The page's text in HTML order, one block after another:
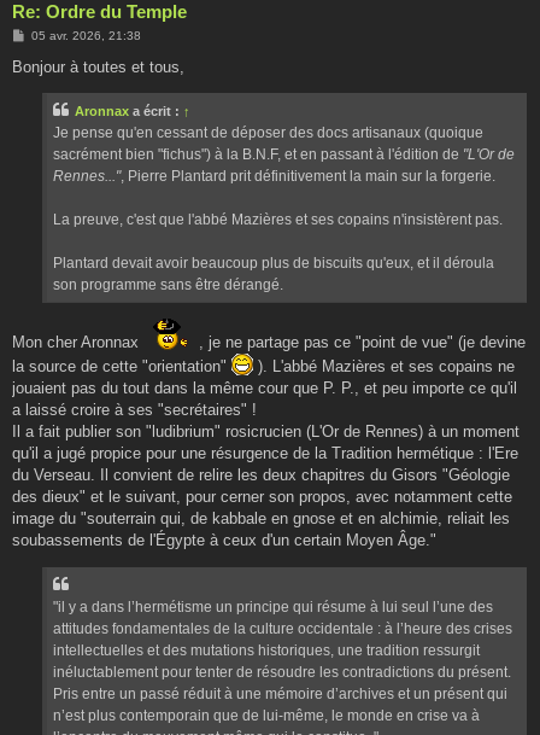
Re: Ordre du Temple
M
s
05 avr. 2026, 21:38
Bonjour à toutes et tous,
Aronnax a écrit : ↑
Je pense qu'en cessant de déposer des docs artisanaux (quoique
sacrément bien "fichus") à la B.N.F, et en passant à l'édition de "L'Or de
Rennes...", Pierre Plantard prit définitivement la main sur la forgerie.
La preuve, c'est que l'abbé Mazières et ses copains n'insistèrent pas.
Plantard devait avoir beaucoup plus de biscuits qu'eux, et il déroula
son programme sans être dérangé.
Mon cher Aronnax
, je ne partage pas ce "point de vue" (je devine
la source de cette "orientation"
). L'abbé Mazières et ses copains ne
jouaient pas du tout dans la même cour que P. P., et peu importe ce qu'il
a laissé croire à ses "secrétaires" !
Il a fait publier son "ludibrium" rosicrucien (L'Or de Rennes) à un moment
qu'il a jugé propice pour une résurgence de la Tradition hermétique : l'Ere
du Verseau. Il convient de relire les deux chapitres du Gisors "Géologie
des dieux" et le suivant, pour cerner son propos, avec notamment cette
image du "souterrain qui, de kabbale en gnose et en alchimie, reliait les
soubassements de l'Égypte à ceux d'un certain Moyen Âge."
"il y a dans l’hermétisme un principe qui résume à lui seul l’une des
attitudes fondamentales de la culture occidentale : à l’heure des crises
intellectuelles et des mutations historiques, une tradition ressurgit
inéluctablement pour tenter de résoudre les contradictions du présent.
Pris entre un passé réduit à une mémoire d’archives et un présent qui
n’est plus contemporain que de lui-même, le monde en crise va à